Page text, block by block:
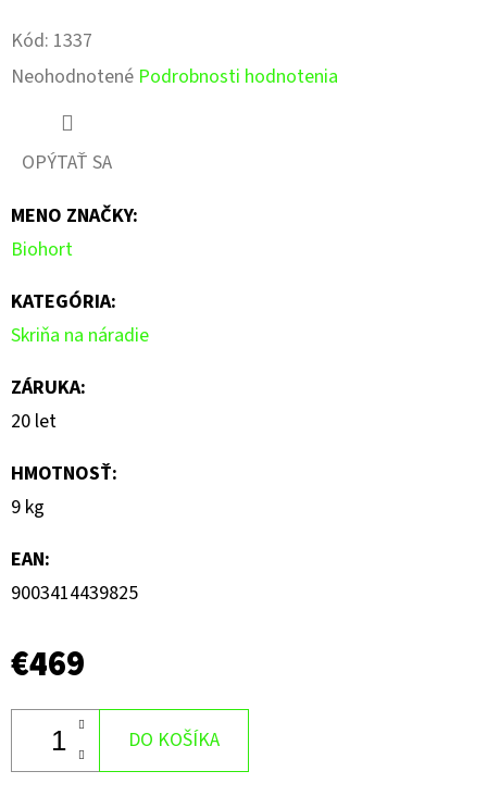
Kód: 1337
Priemerné
hodnotenie
produktu
0,0
z
5
hviezdičiek.
Neohodnotené Podrobnosti hodnotenia
OPÝTAŤ SA
MENO ZNAČKY:
Biohort
KATEGÓRIA:
Skriňa na náradie
ZÁRUKA:
20 let
HMOTNOSŤ:
9 kg
EAN:
9003414439825
€469
DO KOŠÍKA